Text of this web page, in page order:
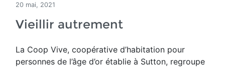
20 mai, 2021
Vieillir autrement
La Coop Vive, coopérative d’habitation pour
personnes de l’âge d’or établie à Sutton, regroupe